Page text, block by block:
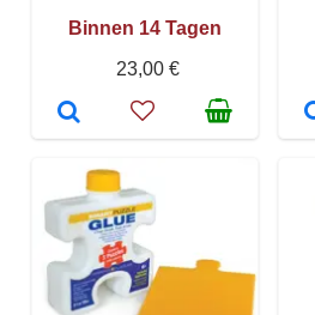
Binnen 14 Tagen
23,00 €